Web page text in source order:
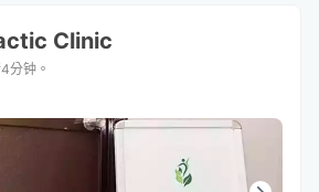
Clinic
分钟。